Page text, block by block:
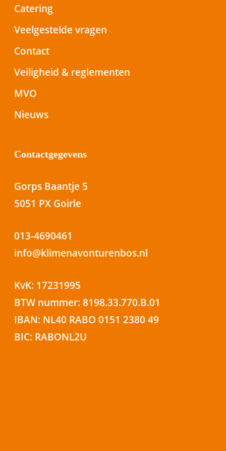
Catering
Veelgestelde vragen
Contact
Veiligheid & reglementen
MVO
Nieuws
Contactgegevens
Gorps Baantje 5
5051 PX Goirle
013-4690461
info@klimenavonturenbos.nl
KvK: 17231995
BTW nummer: 8198.33.770.B.01
IBAN: NL40 RABO 0151 2380 49
BIC: RABONL2U